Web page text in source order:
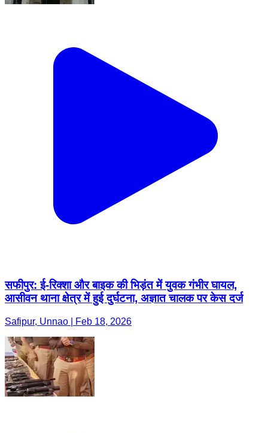
सफीपुर: ई-रिक्शा और बाइक की भिड़ंत में युवक गंभीर घायल,
आसीवन थाना क्षेत्र में हुई दुर्घटना, अज्ञात चालक पर केस दर्ज
Safipur, Unnao | Feb 18, 2026